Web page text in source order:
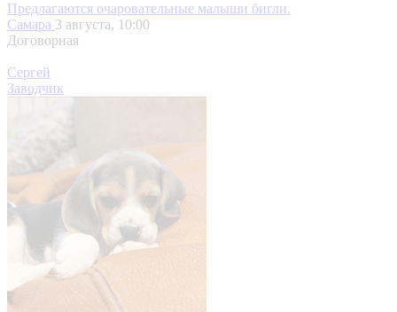
Предлагаются очаровательные малыши бигли.
Самара 3 августа, 10:00
Договорная
Сергей
Заводчик